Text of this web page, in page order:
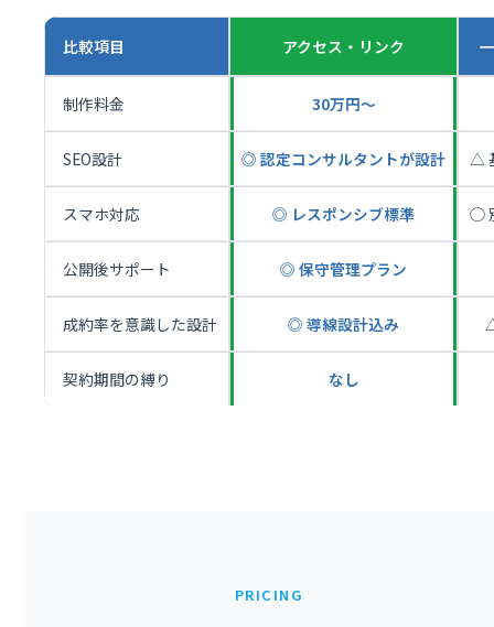
比較項目 アクセス・リンク
制作料金 30万円〜
SEO設計 ◎ 認定コンサルタントが設計 △
スマホ対応 ◎ レスポンシブ標準 ◯
公開後サポート ◎ 保守管理プラン
成約率を意識した設計 ◎ 導線設計込み
契約期間の縛り なし
PRICING